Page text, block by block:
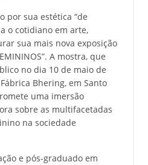
por sua estética “de
o cotidiano em arte,
sua mais nova exposição
A mostra, que
no dia 10 de maio de
Bhering, em Santo
uma imersão
sobre as multifacetadas
na sociedade
e pós-graduado em